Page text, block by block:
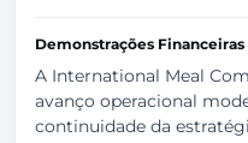
Demonstrações Financeiras
A International Meal
avanço operacional
continuidade da